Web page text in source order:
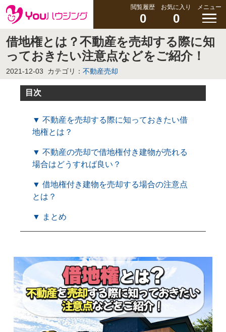
閲覧履歴
0
お気に入り
0
メニュー
借地権とは？不動産を売却する際に知
っておきたい注意点などをご紹介！
2021-12-03 カテゴリ： 不動産売却
目次
▼ 不動産を売却する際に知っておきたい借
地権とは？
▼ 不動産の売却で借地権付き建物が売れる
場合はどうすれば良い？
▼ 借地権付き建物を売却する場合の注意点
とは？
▼ まとめ